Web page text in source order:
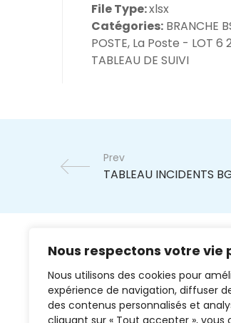
Nous respectons votre vie
Nous utilisons des cookies pour
expérience de navigation, diffuser
des contenus personnalisés et
cliquant sur « Tout accepter », vous
File Type:xlsx
Catégories: BRANCHE
POSTE, La Poste - LOT
TABLEAU DE SUIVI
Prev